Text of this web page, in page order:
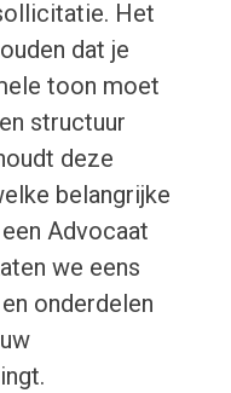
Het
dat je
toon moet
structuur
deze
belangrijke
Advocaat
we eens
onderdelen